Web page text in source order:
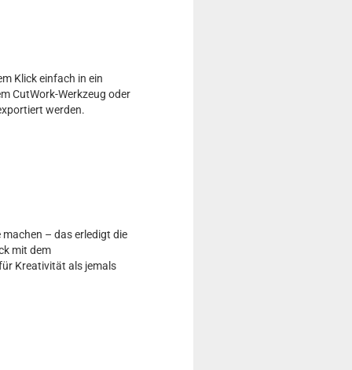
Klick einfach in ein
CutWork-Werkzeug oder
werden.
– das erledigt die
mit dem
Kreativität als jemals